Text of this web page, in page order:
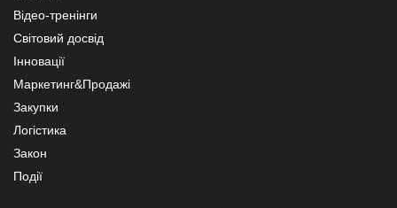
Відео-тренінги
Світовий досвід
Інновації
Маркетинг&Продажі
Закупки
Логістика
Закон
Події